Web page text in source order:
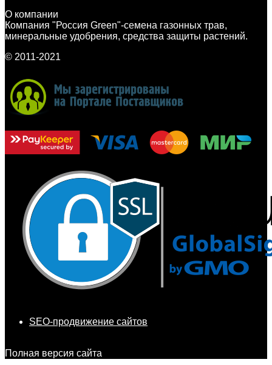
О компании
Компания "Россия Green"-семена газонных трав,
минеральные удобрения, средства защиты растений.
© 2011-2021
SEO-продвижение сайтов
Полная версия сайта